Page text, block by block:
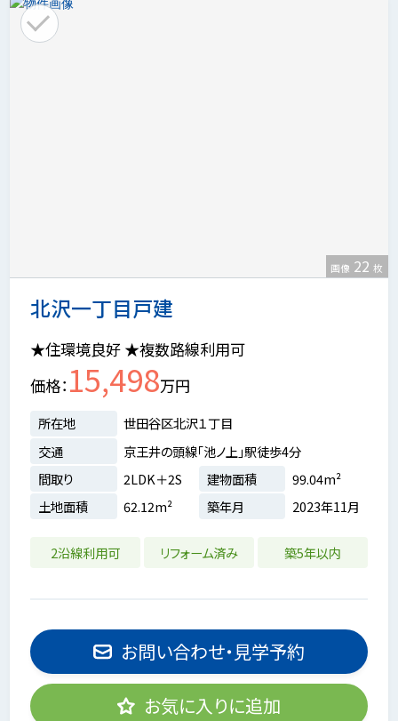
北沢一丁目戸建
画像 22 枚
★住環境良好 ★複数路線利用可
価格 15,498万円
所在地
世田谷区北沢１丁目
交通
京王井の頭線「池ノ上」駅徒歩4分
間取り
2LDK＋2S 建物面積
99.04m²
土地面積
62.12m² 築年月 2023年11月
2沿線利用可 リフォーム済み 築5年以内
お問い合わせ・見学予約
お気に入りに追加